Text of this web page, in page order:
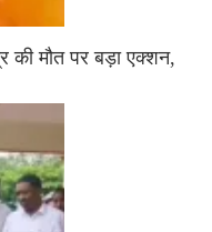
की मौत पर बड़ा एक्शन,